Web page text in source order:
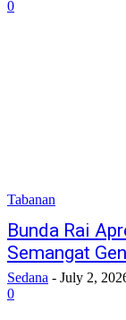
0
Tabanan
Bunda Rai
Semangat
Sedana - July 2,
0